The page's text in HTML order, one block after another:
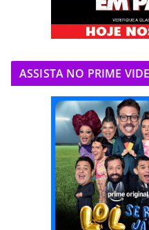
ASSISTA NO PRIME